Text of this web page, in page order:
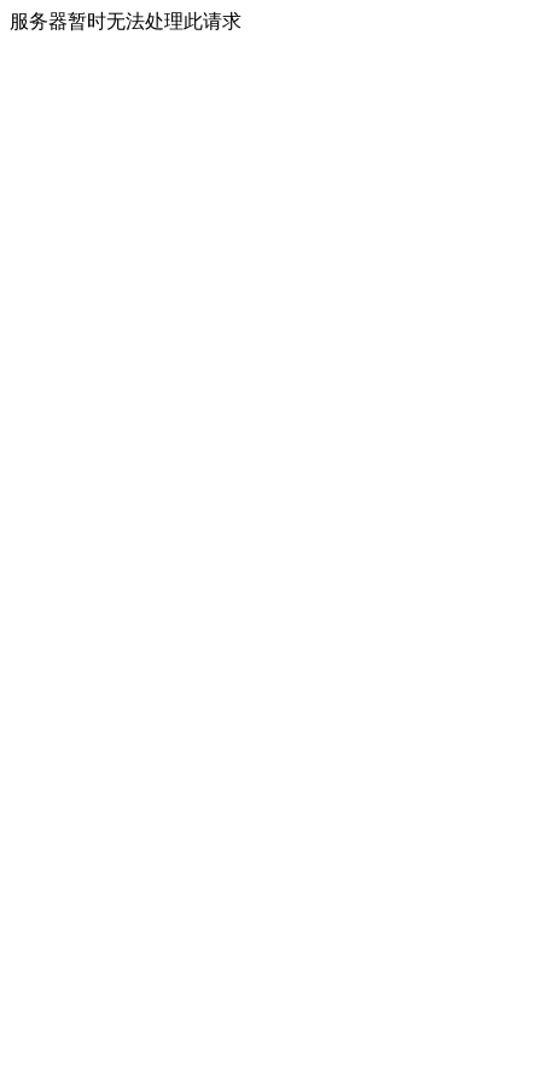
服务器暂时无法处理此请求